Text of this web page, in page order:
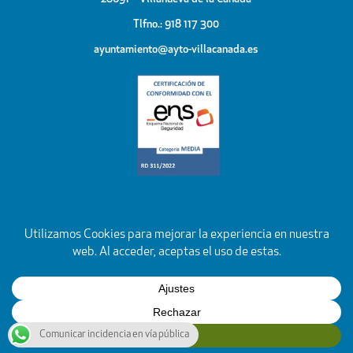
Tlfno.: 918 117 300
ayuntamiento@ayto-villacanada.es
Comunicar incidencia en vía pública